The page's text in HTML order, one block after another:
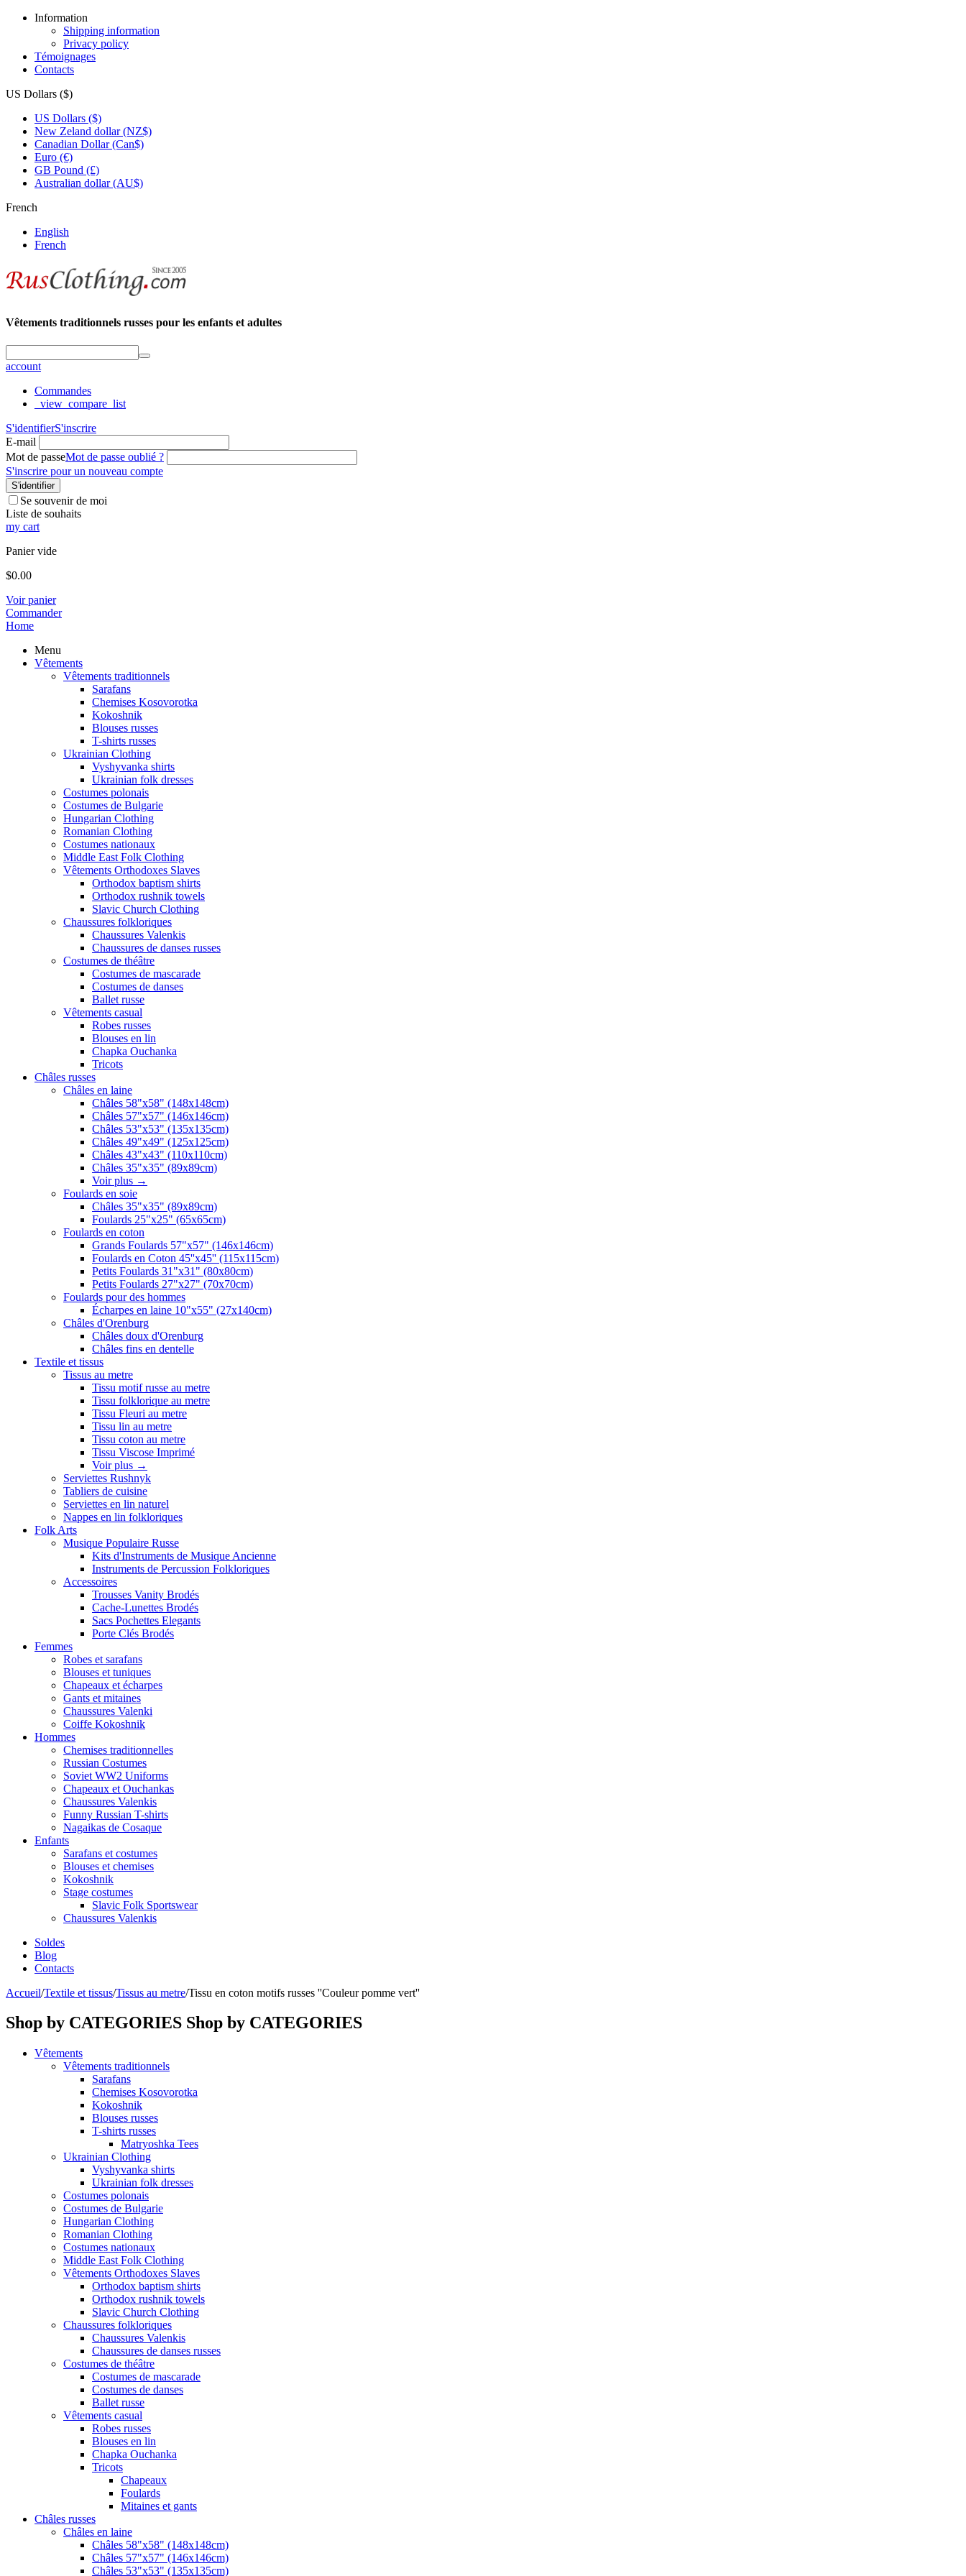
Information
Shipping information
Privacy policy
Témoignages
Contacts
US Dollars ($)
US Dollars ($)
New Zeland dollar (NZ$)
Canadian Dollar (Can$)
Euro (€)
GB Pound (£)
Australian dollar (AU$)
French
English
French
Vêtements traditionnels russes pour les enfants et adultes
account
Commandes
_view_compare_list
S'identifierS'inscrire
E-mail
Mot de passeMot de passe oublié ?
S'inscrire pour un nouveau compte
S'identifier
Se souvenir de moi
Liste de souhaits
my cart
Panier vide
$0.00
Voir panier
Commander
Home
Menu
Vêtements
Vêtements traditionnels
Sarafans
Chemises Kosovorotka
Kokoshnik
Blouses russes
T-shirts russes
Ukrainian Clothing
Vyshyvanka shirts
Ukrainian folk dresses
Costumes polonais
Costumes de Bulgarie
Hungarian Clothing
Romanian Clothing
Costumes nationaux
Middle East Folk Clothing
Vêtements Orthodoxes Slaves
Orthodox baptism shirts
Orthodox rushnik towels
Slavic Church Clothing
Chaussures folkloriques
Chaussures Valenkis
Chaussures de danses russes
Costumes de théâtre
Costumes de mascarade
Costumes de danses
Ballet russe
Vêtements casual
Robes russes
Blouses en lin
Chapka Ouchanka
Tricots
Châles russes
Châles en laine
Châles 58"x58" (148x148cm)
Châles 57"x57" (146x146cm)
Châles 53"x53" (135x135cm)
Châles 49"x49" (125x125cm)
Châles 43"x43" (110x110cm)
Châles 35"x35" (89x89cm)
Voir plus →
Foulards en soie
Châles 35"x35" (89x89cm)
Foulards 25"x25" (65x65cm)
Foulards en coton
Grands Foulards 57"x57" (146x146cm)
Foulards en Coton 45''x45'' (115x115cm)
Petits Foulards 31"x31" (80x80cm)
Petits Foulards 27"x27" (70x70cm)
Foulards pour des hommes
Écharpes en laine 10"x55" (27x140cm)
Châles d'Orenburg
Châles doux d'Orenburg
Châles fins en dentelle
Textile et tissus
Tissus au metre
Tissu motif russe au metre
Tissu folklorique au metre
Tissu Fleuri au metre
Tissu lin au metre
Tissu coton au metre
Tissu Viscose Imprimé
Voir plus →
Serviettes Rushnyk
Tabliers de cuisine
Serviettes en lin naturel
Nappes en lin folkloriques
Folk Arts
Musique Populaire Russe
Kits d'Instruments de Musique Ancienne
Instruments de Percussion Folkloriques
Accessoires
Trousses Vanity Brodés
Cache-Lunettes Brodés
Sacs Pochettes Elegants
Porte Clés Brodés
Femmes
Robes et sarafans
Blouses et tuniques
Chapeaux et écharpes
Gants et mitaines
Chaussures Valenki
Coiffe Kokoshnik
Hommes
Chemises traditionnelles
Russian Costumes
Soviet WW2 Uniforms
Chapeaux et Ouchankas
Chaussures Valenkis
Funny Russian T-shirts
Nagaikas de Cosaque
Enfants
Sarafans et costumes
Blouses et chemises
Kokoshnik
Stage costumes
Slavic Folk Sportswear
Chaussures Valenkis
Soldes
Blog
Contacts
Accueil/Textile et tissus/Tissus au metre/Tissu en coton motifs russes ''Couleur pomme vert''
Shop by CATEGORIES Shop by CATEGORIES
Vêtements
Vêtements traditionnels
Sarafans
Chemises Kosovorotka
Kokoshnik
Blouses russes
T-shirts russes
Matryoshka Tees
Ukrainian Clothing
Vyshyvanka shirts
Ukrainian folk dresses
Costumes polonais
Costumes de Bulgarie
Hungarian Clothing
Romanian Clothing
Costumes nationaux
Middle East Folk Clothing
Vêtements Orthodoxes Slaves
Orthodox baptism shirts
Orthodox rushnik towels
Slavic Church Clothing
Chaussures folkloriques
Chaussures Valenkis
Chaussures de danses russes
Costumes de théâtre
Costumes de mascarade
Costumes de danses
Ballet russe
Vêtements casual
Robes russes
Blouses en lin
Chapka Ouchanka
Tricots
Chapeaux
Foulards
Mitaines et gants
Châles russes
Châles en laine
Châles 58"x58" (148x148cm)
Châles 57"x57" (146x146cm)
Châles 53"x53" (135x135cm)